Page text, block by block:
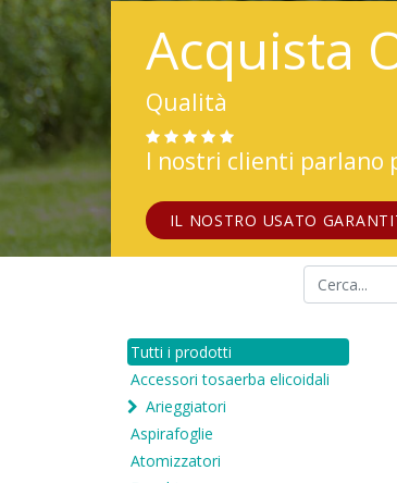
Acquista
Qualità
I nostri clienti parlano
IL NOSTRO USATO
Tutti i prodotti
Accessori tosaerba elicoidali
Arieggiatori
Aspirafoglie
Atomizzatori